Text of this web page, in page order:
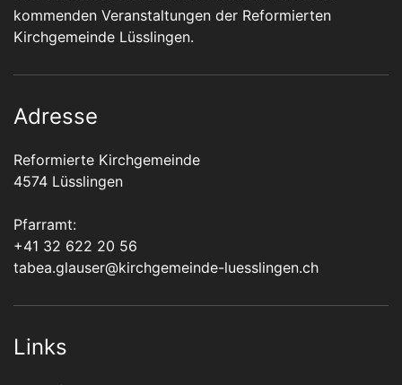
kommenden Veranstaltungen der Reformierten
Kirchgemeinde Lüsslingen.
Adresse
Reformierte Kirchgemeinde
4574 Lüsslingen
Pfarramt:
+41 32 622 20 56
tabea.glauser@kirchgemeinde-luesslingen.ch
Links